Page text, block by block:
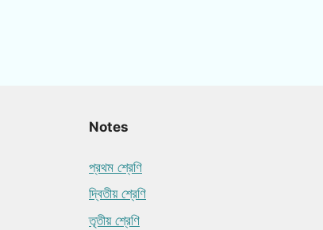
Notes
প্রথম শ্রেণি
দ্বিতীয় শ্রেণি
তৃতীয় শ্রেণি